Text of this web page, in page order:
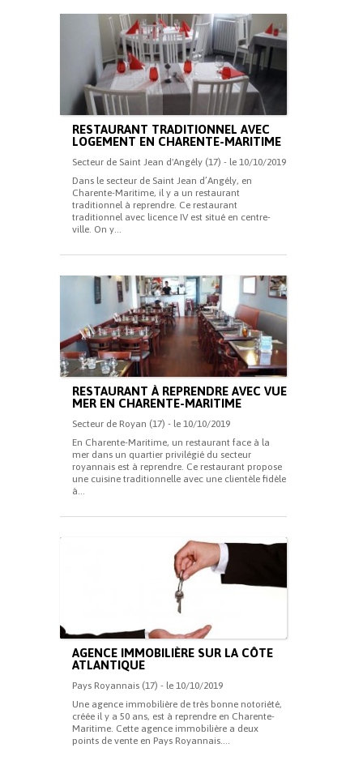
RESTAURANT TRADITIONNEL AVEC
LOGEMENT EN CHARENTE-MARITIME
Secteur de Saint Jean d'Angély (17) - le 10/10/2019
Dans le secteur de Saint Jean d’Angély, en
Charente-Maritime, il y a un restaurant
traditionnel à reprendre. Ce restaurant
traditionnel avec licence IV est situé en centre-
ville. On y...
RESTAURANT À REPRENDRE AVEC VUE
MER EN CHARENTE-MARITIME
Secteur de Royan (17) - le 10/10/2019
En Charente-Maritime, un restaurant face à la
mer dans un quartier privilégié du secteur
royannais est à reprendre. Ce restaurant propose
une cuisine traditionnelle avec une clientèle fidèle
à...
AGENCE IMMOBILIÈRE SUR LA CÔTE
ATLANTIQUE
Pays Royannais (17) - le 10/10/2019
Une agence immobilière de très bonne notoriété,
créée il y a 50 ans, est à reprendre en Charente-
Maritime. Cette agence immobilière a deux
points de vente en Pays Royannais....